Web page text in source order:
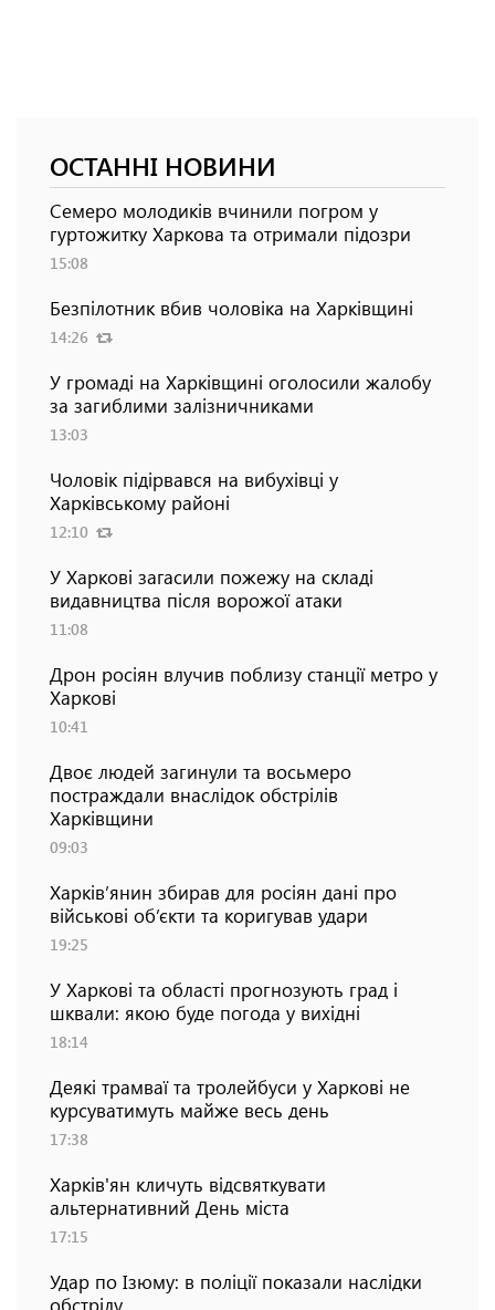
ОСТАННІ НОВИНИ
Семеро молодиків вчинили погром у
гуртожитку Харкова та отримали підозри
15:08
Безпілотник вбив чоловіка на Харківщині
14:26
У громаді на Харківщині оголосили жалобу
за загиблими залізничниками
13:03
Чоловік підірвався на вибухівці у
Харківському районі
12:10
У Харкові загасили пожежу на складі
видавництва після ворожої атаки
11:08
Дрон росіян влучив поблизу станції метро у
Харкові
10:41
Двоє людей загинули та восьмеро
постраждали внаслідок обстрілів
Харківщини
09:03
Харків’янин збирав для росіян дані про
військові об’єкти та коригував удари
19:25
У Харкові та області прогнозують град і
шквали: якою буде погода у вихідні
18:14
Деякі трамваї та тролейбуси у Харкові не
курсуватимуть майже весь день
17:38
Харків'ян кличуть відсвяткувати
альтернативний День міста
17:15
Удар по Ізюму: в поліції показали наслідки
обстрілу